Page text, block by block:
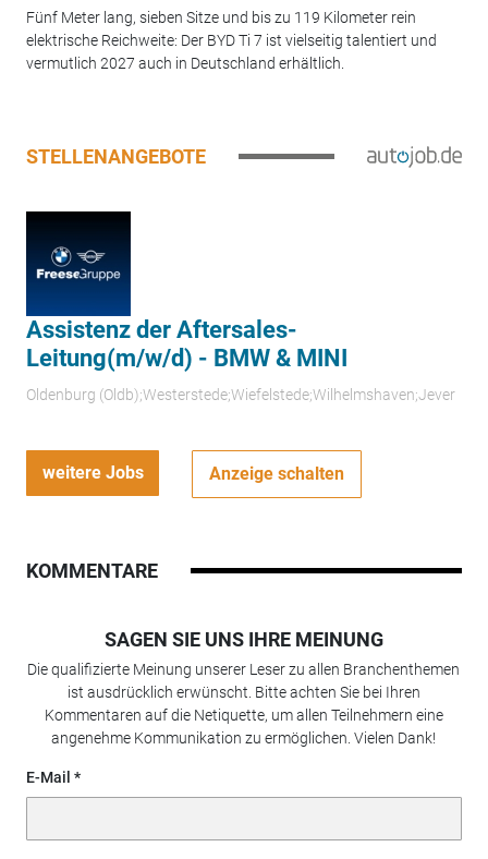
Fünf Meter lang, sieben Sitze und bis zu 119 Kilometer rein
elektrische Reichweite: Der BYD Ti 7 ist vielseitig talentiert und
vermutlich 2027 auch in Deutschland erhältlich.
STELLENANGEBOTE
Assistenz der Aftersales-
Leitung(m/w/d) - BMW & MINI
Oldenburg (Oldb);Westerstede;Wiefelstede;Wilhelmshaven;Jever
weitere Jobs Anzeige schalten
KOMMENTARE
SAGEN SIE UNS IHRE MEINUNG
Die qualifizierte Meinung unserer Leser zu allen Branchenthemen
ist ausdrücklich erwünscht. Bitte achten Sie bei Ihren
Kommentaren auf die Netiquette, um allen Teilnehmern eine
angenehme Kommunikation zu ermöglichen. Vielen Dank!
E-Mail